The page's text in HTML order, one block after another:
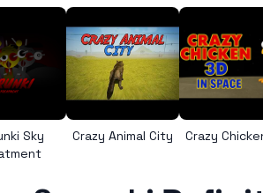
Sky
Crazy Animal City Crazy